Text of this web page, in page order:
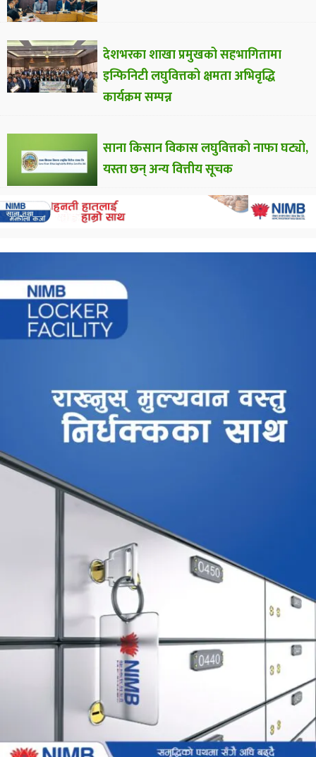
देशभरका शाखा प्रमुखको सहभागितामा
इन्फिनिटी लघुवित्तको क्षमता अभिवृद्धि
कार्यक्रम सम्पन्न
साना किसान विकास लघुवित्तको नाफा घट्यो,
यस्ता छन् अन्य वित्तीय सूचक